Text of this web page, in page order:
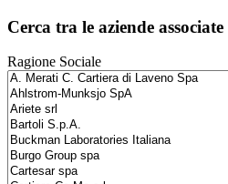
Cerca tra le aziende associate
Ragione Sociale